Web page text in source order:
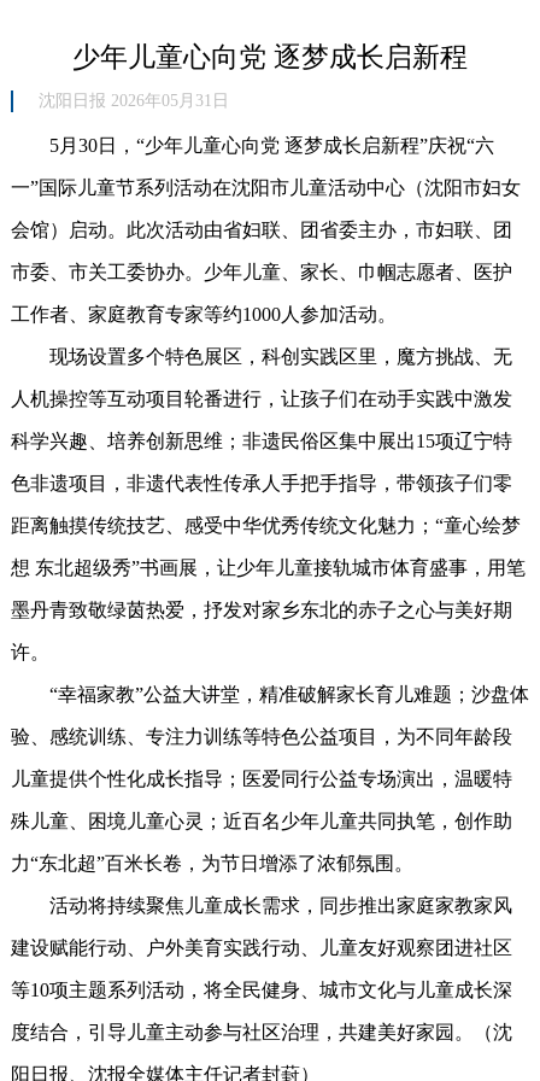
少年儿童心向党 逐梦成长启新程
沈阳日报 2026年05月31日
5月30日，“少年儿童心向党 逐梦成长启新程”庆祝“六
一”国际儿童节系列活动在沈阳市儿童活动中心（沈阳市妇女
会馆）启动。此次活动由省妇联、团省委主办，市妇联、团
市委、市关工委协办。少年儿童、家长、巾帼志愿者、医护
工作者、家庭教育专家等约1000人参加活动。
现场设置多个特色展区，科创实践区里，魔方挑战、无
人机操控等互动项目轮番进行，让孩子们在动手实践中激发
科学兴趣、培养创新思维；非遗民俗区集中展出15项辽宁特
色非遗项目，非遗代表性传承人手把手指导，带领孩子们零
距离触摸传统技艺、感受中华优秀传统文化魅力；“童心绘梦
想 东北超级秀”书画展，让少年儿童接轨城市体育盛事，用笔
墨丹青致敬绿茵热爱，抒发对家乡东北的赤子之心与美好期
许。
“幸福家教”公益大讲堂，精准破解家长育儿难题；沙盘体
验、感统训练、专注力训练等特色公益项目，为不同年龄段
儿童提供个性化成长指导；医爱同行公益专场演出，温暖特
殊儿童、困境儿童心灵；近百名少年儿童共同执笔，创作助
力“东北超”百米长卷，为节日增添了浓郁氛围。
活动将持续聚焦儿童成长需求，同步推出家庭家教家风
建设赋能行动、户外美育实践行动、儿童友好观察团进社区
等10项主题系列活动，将全民健身、城市文化与儿童成长深
度结合，引导儿童主动参与社区治理，共建美好家园。（沈
阳日报、沈报全媒体主任记者封葑）